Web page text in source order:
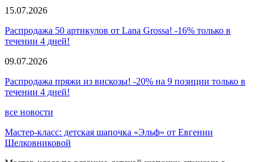
15.07.2026
Распродажа 50 артикулов от Lana Grossa! -16% только в
течении 4 дней!
09.07.2026
Распродажа пряжи из вискозы! -20% на 9 позиции только в
течении 4 дней!
все новости
Мастер-класс: детская шапочка «Эльф» от Евгении
Шелковниковой